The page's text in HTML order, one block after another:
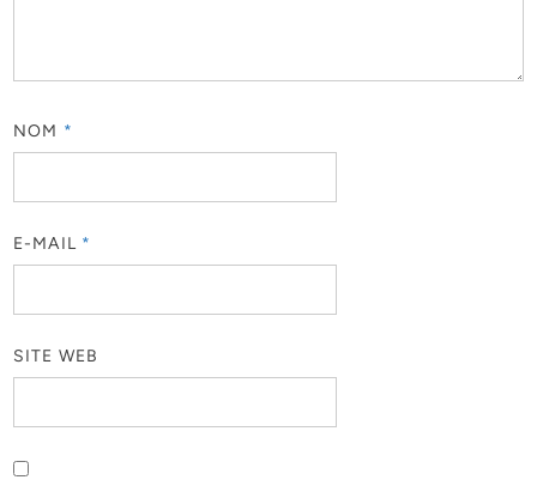
NOM *
E-MAIL *
SITE WEB